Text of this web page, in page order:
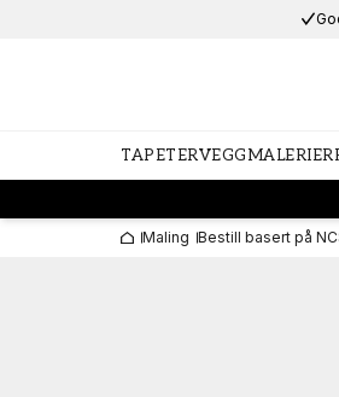
TAPETERVEGGMALERIER
Maling Bestill basert på